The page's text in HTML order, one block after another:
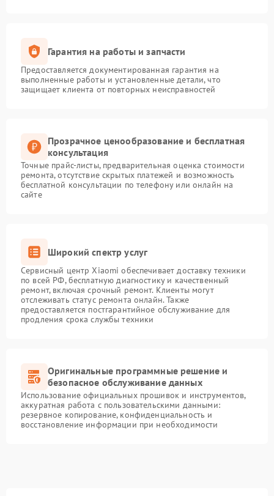
Гарантия на работы и запчасти
Предоставляется документированная гарантия на
выполненные работы и установленные детали, что
защищает клиента от повторных неисправностей
Прозрачное ценообразование и бесплатная
консультация
Точные прайс-листы, предварительная оценка стоимости
ремонта, отсутствие скрытых платежей и возможность
бесплатной консультации по телефону или онлайн на
сайте
Широкий спектр услуг
Сервисный центр Xiaomi обеспечивает доставку техники
по всей РФ, бесплатную диагностику и качественный
ремонт, включая срочный ремонт. Клиенты могут
отслеживать статус ремонта онлайн. Также
предоставляется постгарантийное обслуживание для
продления срока службы техники
Оригинальные программные решение и
безопасное обслуживание данных
Использование официальных прошивок и инструментов,
аккуратная работа с пользовательскими данными:
резервное копирование, конфиденциальность и
восстановление информации при необходимости